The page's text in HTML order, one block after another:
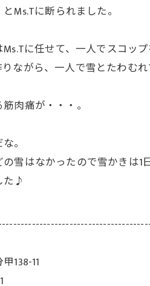
Ms.Tに断られました。
に任せて、一人でスコップ
ながら、一人で雪とたわむ
肉痛が・・・。
。
雪はなかったので雪かきは1
た♪
138-11